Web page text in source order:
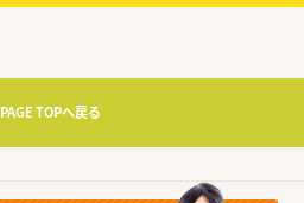
PAGE TOPへ戻る